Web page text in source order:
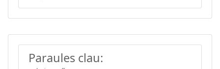
Paraules clau: